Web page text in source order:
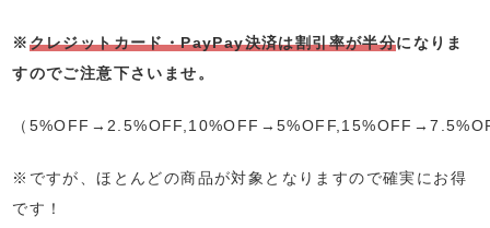
※クレジットカード・PayPay決済は割引率が半分になりま
すのでご注意下さいませ。
（
※ですが、ほとんどの商品が対象となりますので確実にお得
です！